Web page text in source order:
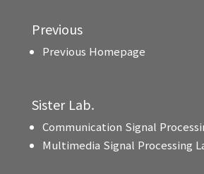
Previous
Previous Homepage
Sister Lab.
Communication Signal
Multimedia Signal Processing